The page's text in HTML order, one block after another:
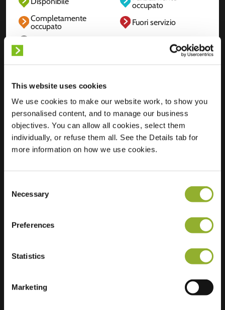
This website uses cookies
We use cookies to make our website work, to show you
personalised content, and to manage our business
objectives. You can allow all cookies, select them
individually, or refuse them all. See the Details tab for
more information on how we use cookies.
Selection
Necessary
Preferences
Statistics
Marketing
occupato
Completamente
occupato
Fuori servizio
Posizione
Emmastraat 64
6828 HH Arnhem
Paesi Bassi
Regular Charging